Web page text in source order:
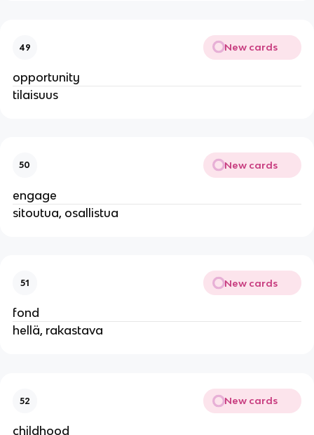
49 New cards
opportunity
tilaisuus
50 New cards
engage
sitoutua, osallistua
51 New cards
fond
hellä, rakastava
52 New cards
childhood